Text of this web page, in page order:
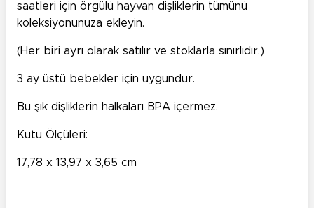
saatleri için örgülü hayvan dişliklerin tümünü
koleksiyonunuza ekleyin.
(Her biri ayrı olarak satılır ve stoklarla sınırlıdır.)
3 ay üstü bebekler için uygundur.
Bu şık dişliklerin halkaları BPA içermez.
Kutu Ölçüleri:
17,78 x 13,97 x 3,65 cm